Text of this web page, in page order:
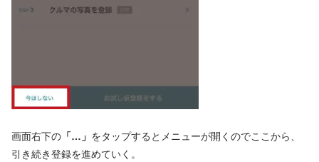
画面右下の 「…」 をタップするとメニューが開くのでここから、
引き続き登録を進めていく。